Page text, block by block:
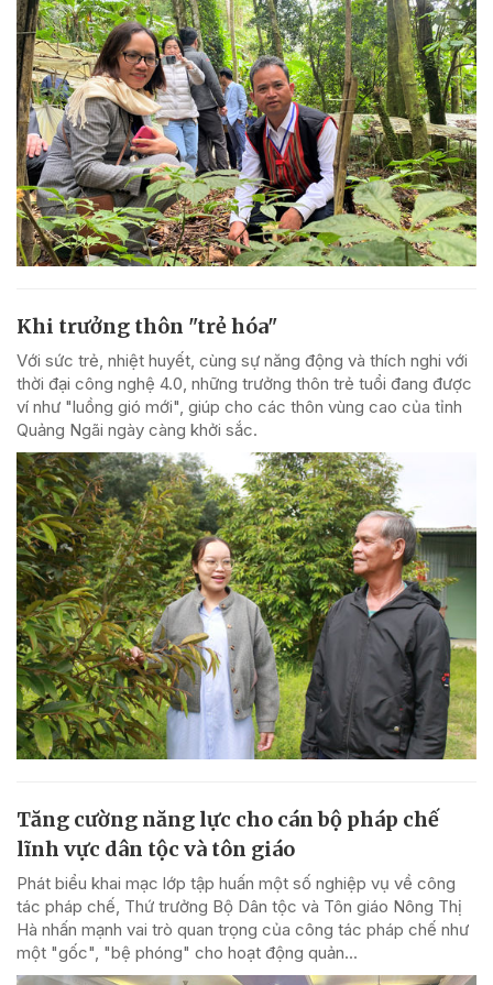
Khi trưởng thôn "trẻ hóa"
Với sức trẻ, nhiệt huyết, cùng sự năng động và thích nghi với
thời đại công nghệ 4.0, những trưởng thôn trẻ tuổi đang được
ví như "luồng gió mới", giúp cho các thôn vùng cao của tỉnh
Quảng Ngãi ngày càng khởi sắc.
Tăng cường năng lực cho cán bộ pháp chế
lĩnh vực dân tộc và tôn giáo
Phát biểu khai mạc lớp tập huấn một số nghiệp vụ về công
tác pháp chế, Thứ trưởng Bộ Dân tộc và Tôn giáo Nông Thị
Hà nhấn mạnh vai trò quan trọng của công tác pháp chế như
một "gốc", "bệ phóng" cho hoạt động quản...